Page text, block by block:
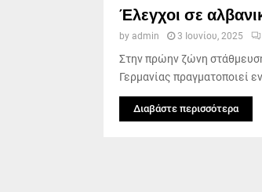
Έλεγχοι σε
by admin 3 Ιουνίου, 2025
Στην πρώην ζώνη
Γερμανίας πραγματοποιεί
Διαβάστε περισσότερα